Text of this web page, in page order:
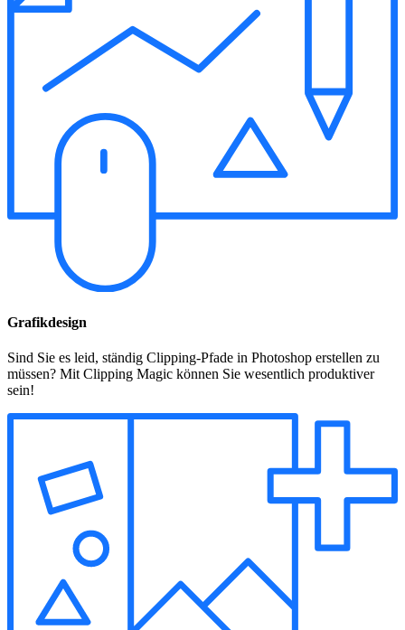
Grafikdesign
Sind Sie es leid, ständig Clipping-Pfade in Photoshop erstellen zu
müssen? Mit Clipping Magic können Sie wesentlich produktiver
sein!